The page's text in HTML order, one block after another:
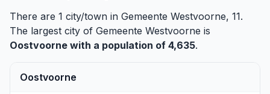
There are 1 city/town in Gemeente Westvoorne, 11.
The largest city of Gemeente Westvoorne is
Oostvoorne with a population of 4,635.
Oostvoorne